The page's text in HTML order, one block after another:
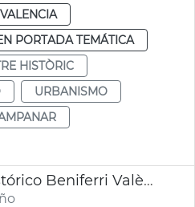
VALENCIA
PORTADA TEMÁTICA
HISTÒRIC
URBANISMO
Alturas núcleo histórico Beniferri València